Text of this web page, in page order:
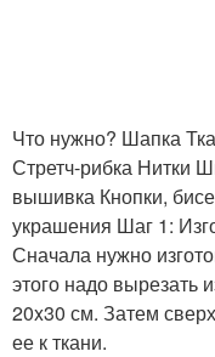
Что нужно? Шапка
Стретч-рибка Нитки
вышивка Кнопки,
украшения Шаг 1:
Сначала нужно
этого надо вырезать
20x30 см. Затем
ее к ткани.